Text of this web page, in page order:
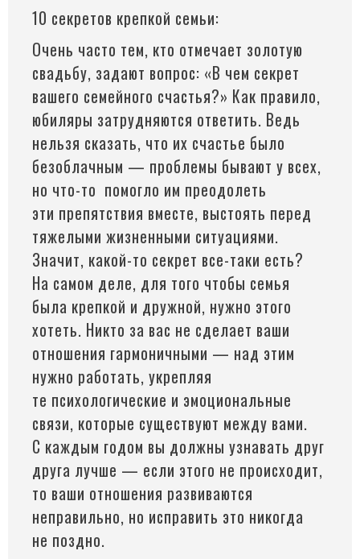
10 секретов крепкой семьи:
Очень часто тем, кто отмечает золотую
свадьбу, задают вопрос: «В чем секрет
вашего семейного счастья?» Как правило,
юбиляры затрудняются ответить. Ведь
нельзя сказать, что их счастье было
безоблачным — проблемы бывают у всех,
но что-то помогло им преодолеть
эти препятствия вместе, выстоять перед
тяжелыми жизненными ситуациями.
Значит, какой-то секрет все-таки есть?
На самом деле, для того чтобы семья
была крепкой и дружной, нужно этого
хотеть. Никто за вас не сделает ваши
отношения гармоничными — над этим
нужно работать, укрепляя
те психологические и эмоциональные
связи, которые существуют между вами.
С каждым годом вы должны узнавать друг
друга лучше — если этого не происходит,
то ваши отношения развиваются
неправильно, но исправить это никогда
не поздно.